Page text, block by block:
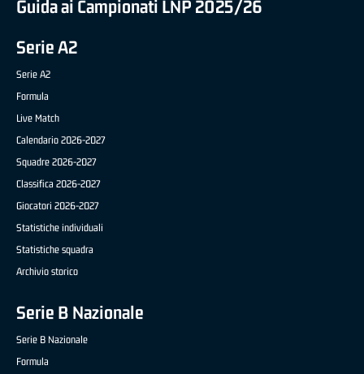
Guida ai Campionati LNP 2025/26
Serie A2
Serie A2
Formula
Live Match
Calendario 2026-2027
Squadre 2026-2027
Classifica 2026-2027
Giocatori 2026-2027
Statistiche individuali
Statistiche squadra
Archivio storico
Serie B Nazionale
Serie B Nazionale
Formula